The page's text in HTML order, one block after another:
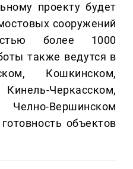
проекту будет
сооружений
более 1000
также ведутся в
Кошкинском,
Черкасском,
Вершинском
объектов